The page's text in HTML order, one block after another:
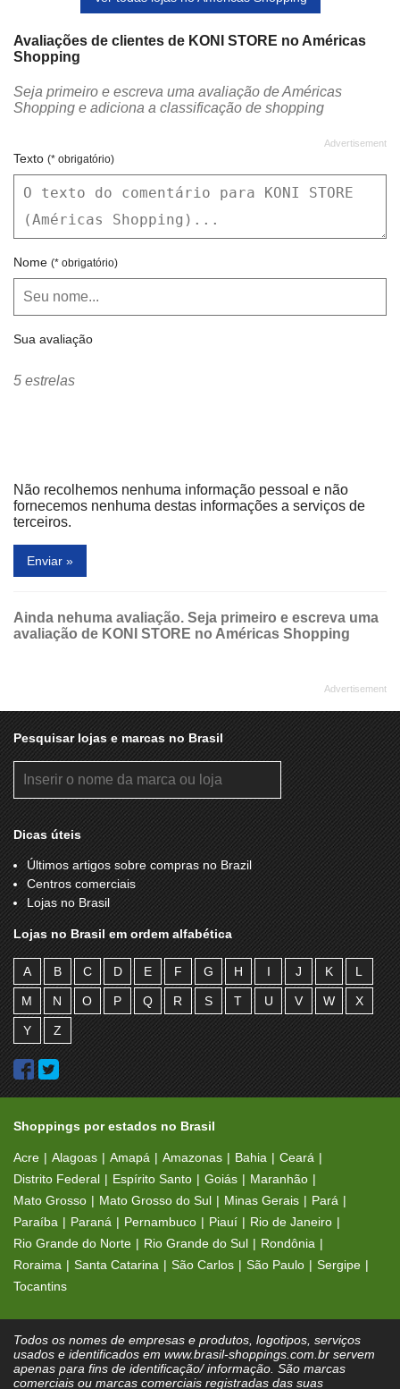
Avaliações de clientes de KONI STORE no Américas
Shopping
Seja primeiro e escreva uma avaliação de Américas
Shopping e adiciona a classificação de shopping
Texto (* obrigatório)
Nome (* obrigatório)
Sua avaliação
5 estrelas
Não recolhemos nenhuma informação pessoal e não
fornecemos nenhuma destas informações a serviços de
terceiros.
Enviar »
Ainda nehuma avaliação. Seja primeiro e escreva uma
avaliação de KONI STORE no Américas Shopping
Pesquisar lojas e marcas no Brasil
Dicas úteis
Últimos artigos sobre compras no Brazil
Centros comerciais
Lojas no Brasil
Lojas no Brasil em ordem alfabética
A B C D E F G H I J K L
M N O P Q R S T U V W X
Y Z
Shoppings por estados no Brasil
Acre Alagoas Amapá Amazonas Bahia
Ceará
Distrito Federal
Espírito Santo Goiás
Maranhão
Mato Grosso
Mato Grosso do Sul Minas Gerais
Pará
Paraíba
Paraná Pernambuco Piauí
Rio de Janeiro
Rio Grande do Norte
Rio Grande do Sul
Rondônia
Roraima
Santa Catarina São Carlos São Paulo
Sergipe
Tocantins
Todos os nomes de empresas e produtos, logotipos, serviços
usados e identificados em www.brasil-shoppings.com.br servem
apenas para fins de identificação/ informação. São marcas
comerciais ou marcas comerciais registradas das suas